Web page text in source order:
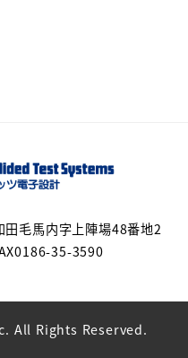
毛馬内字上陣場48番地2
35-3590
All Rights Reserved.